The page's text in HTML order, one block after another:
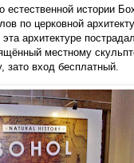
естественной истории
по церковной
архитектуре
местному
зато вход бесплатный.